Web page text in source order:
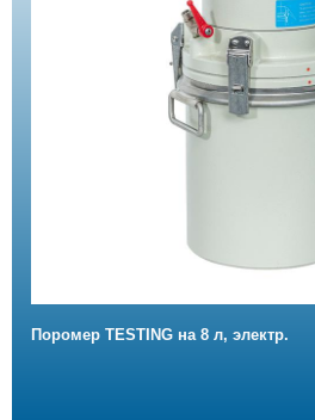
Поромер TESTING на 8 л, электр.